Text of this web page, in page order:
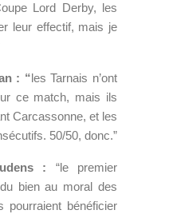
Lord Derby, les
leur effectif, mais je
: “les Tarnais n’ont
ce match, mais ils
Carcassonne, et les
50/50, donc.”
: “le premier
bien au moral des
pourraient bénéficier